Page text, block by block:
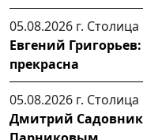
05.08.2026 г. Столица
Евгений
прекрасна
05.08.2026 г. Столица
Дмитрий